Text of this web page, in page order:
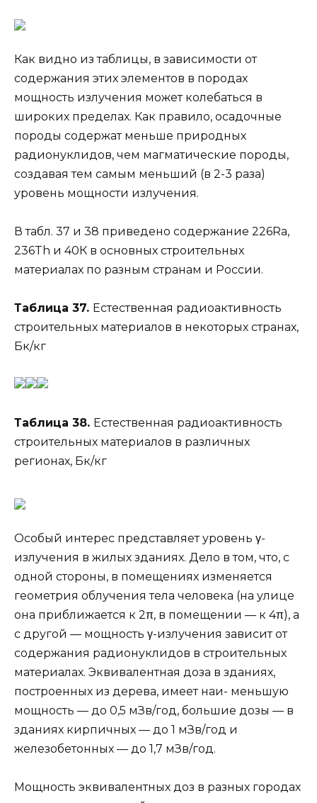
Как видно из таблицы, в зависимости от
содержания этих элементов в породах
мощность излучения может колебаться в
широких пределах. Как правило, осадочные
породы содержат меньше природных
радионуклидов, чем магматические породы,
создавая тем самым меньший (в 2-3 раза)
уровень мощности излучения.
В табл. 37 и 38 приведено содержание 226Ra,
236Th и 40К в основных строительных
материалах по разным странам и России.
Таблица 37. Естественная радиоактивность
строительных материалов в некоторых странах,
Бк/кг
Таблица 38. Естественная радиоактивность
строительных материалов в различных
регионах, Бк/кг
Особый интерес представляет уровень γ-
излучения в жилых зданиях. Дело в том, что, с
одной стороны, в помещениях изменяется
геометрия облучения тела человека (на улице
она приближается к 2π, в помещении — к 4π), а
с другой — мощность γ-излучения зависит от
содержания радионуклидов в строительных
материалах. Эквивалентная доза в зданиях,
построенных из дерева, имеет наи- меньшую
мощность — до 0,5 мЗв/год, большие дозы — в
зданиях кирпичных — до 1 мЗв/год и
железобетонных — до 1,7 мЗв/год.
Мощность эквивалентных доз в разных городах